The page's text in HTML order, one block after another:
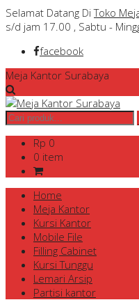
Selamat Datang DiToko
s/d jam 17.00 , Sabtu -
facebook
Meja Kantor Surabaya
Rp 0
0 item
Home
Meja Kantor
Kursi Kantor
Mobile File
Filling Cabinet
Kursi Tunggu
Lemari Arsip
Partisi kantor